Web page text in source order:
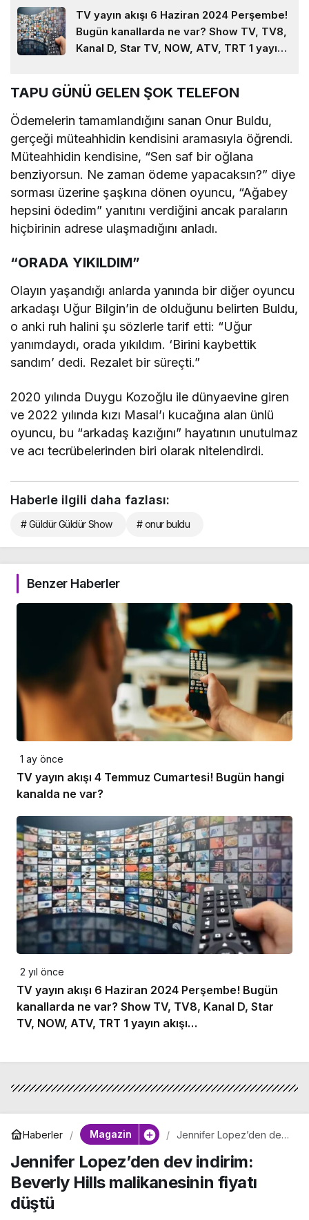
TV yayın akışı 6 Haziran 2024 Perşembe!
Bugün kanallarda ne var? Show TV, TV8,
Kanal D, Star TV, NOW, ATV, TRT 1 yayın
TAPU GÜNÜ GELEN ŞOK TELEFON
Ödemelerin tamamlandığını sanan Onur Buldu,
gerçeği müteahhidin kendisini aramasıyla öğrendi.
Müteahhidin kendisine, “Sen saf bir oğlana
benziyorsun. Ne zaman ödeme yapacaksın?” diye
sorması üzerine şaşkına dönen oyuncu, “Ağabey
hepsini ödedim” yanıtını verdiğini ancak paraların
hiçbirinin adrese ulaşmadığını anladı.
“ORADA YIKILDIM”
Olayın yaşandığı anlarda yanında bir diğer oyuncu
arkadaşı Uğur Bilgin’in de olduğunu belirten Buldu,
o anki ruh halini şu sözlerle tarif etti: “Uğur
yanımdaydı, orada yıkıldım. ‘Birini kaybettik
sandım’ dedi. Rezalet bir süreçti.”
2020 yılında Duygu Kozoğlu ile dünyaevine giren
ve 2022 yılında kızı Masal’ı kucağına alan ünlü
oyuncu, bu “arkadaş kazığını” hayatının unutulmaz
ve acı tecrübelerinden biri olarak nitelendirdi.
Haberle ilgili daha fazlası:
# Güldür Güldür Show # onur buldu
Benzer Haberler
1 ay önce
TV yayın akışı 4 Temmuz Cumartesi! Bugün hangi
kanalda ne var?
2 yıl önce
TV yayın akışı 6 Haziran 2024 Perşembe! Bugün
kanallarda ne var? Show TV, TV8, Kanal D, Star
TV, NOW, ATV, TRT 1 yayın akışı…
Haberler Magazin
Jennifer Lopez’den dev
malikanesinin fiyatı düştü
Jennifer Lopez’den dev indirim:
Beverly Hills malikanesinin fiyatı
düştü